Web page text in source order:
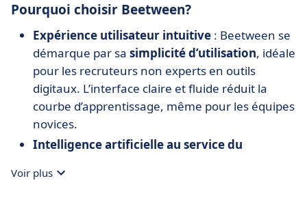
Pourquoi choisir Beetween?
Expérience utilisateur intuitive : Beetween se
démarque par sa simplicitéd’utilisation, idéale
pour les recruteurs non experts en outils
digitaux. L’interface claire et fluide réduit la
courbe d’apprentissage, même pour les équipes
novices.
Intelligence artificielle au service du
matching intelligent
Voir plus